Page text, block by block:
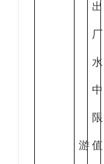
游
出
厂
水
中
限
值